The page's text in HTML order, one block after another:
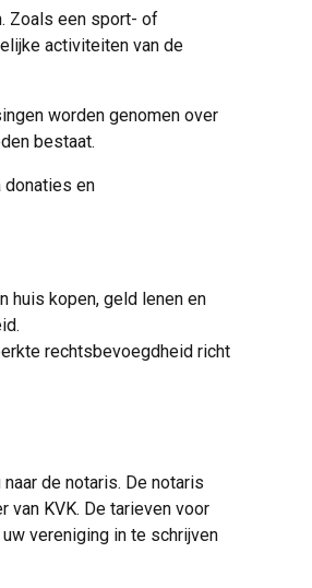
Zoals een sport- of
activiteiten van de
worden genomen over
bestaat.
donaties en
huis kopen, geld lenen en
rechtsbevoegdheid richt
de notaris. De notaris
van KVK. De tarieven voor
vereniging in te schrijven